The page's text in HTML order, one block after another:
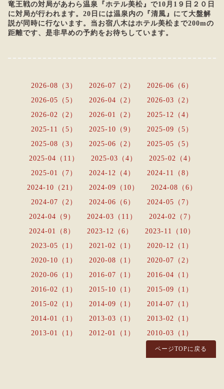
竜王戦の対局があわら温泉『ホテル美松』で10月 1９日２０日
に対局が行われます。20日には温泉内の『清風』にて大盤解
説が同時に行ないます。当お宿八木はホテル美松まで200mの
距離です、是非早めの予約をお待ちしています。
2026-08（3） 2026-07（2）
2026-06（6）
2026-05（5）
2026-04（2）
2026-03（2）
2026-02（2）
2026-01（2）
2025-12（4）
2025-11（5）
2025-10（9）
2025-09（5）
2025-08（3）
2025-06（2）
2025-05（5）
2025-04（11）
2025-03（4）
2025-02（4）
2025-01（7）
2024-12（4）
2024-11（8）
2024-10（21）
2024-09（10）
2024-08（6）
2024-07（2）
2024-06（6）
2024-05（7）
2024-04（9）
2024-03（11）
2024-02（7）
2024-01（8）
2023-12（6）
2023-11（10）
2023-05（1）
2021-02（1）
2020-12（1）
2020-10（1）
2020-08（1）
2020-07（2）
2020-06（1）
2016-07（1）
2016-04（1）
2016-02（1）
2015-10（1）
2015-09（1）
2015-02（1）
2014-09（1）
2014-07（1）
2014-01（1）
2013-03（1）
2013-02（1）
2013-01（1）
2012-01（1） 2010-03（1）
ページTOPに戻る